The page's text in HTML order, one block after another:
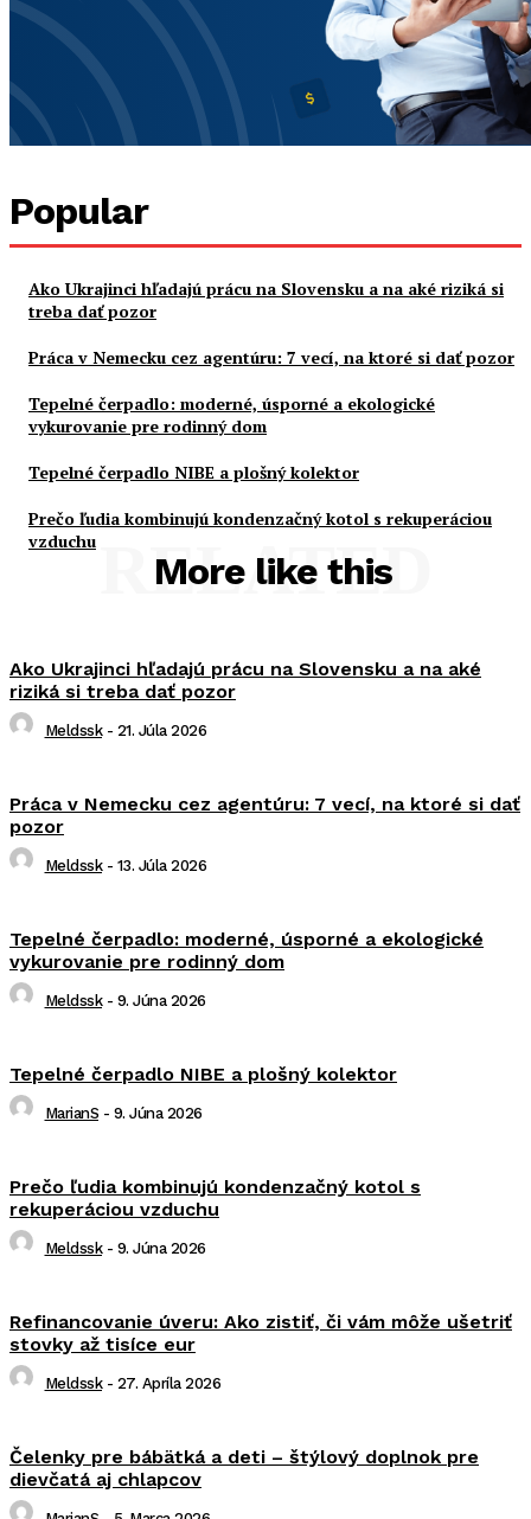
Popular
Ako Ukrajinci hľadajú prácu na Slovensku a na aké riziká si
treba dať pozor
Práca v Nemecku cez agentúru: 7 vecí, na ktoré si dať pozor
Tepelné čerpadlo: moderné, úsporné a ekologické
vykurovanie pre rodinný dom
Tepelné čerpadlo NIBE a plošný kolektor
Prečo ľudia kombinujú kondenzačný kotol s rekuperáciou
vzduchu
More like this
RELATED
Ako Ukrajinci hľadajú prácu na Slovensku a na aké
riziká si treba dať pozor
Meldssk - 21. Júla 2026
Práca v Nemecku cez agentúru: 7 vecí, na ktoré si dať
pozor
Meldssk - 13. Júla 2026
Tepelné čerpadlo: moderné, úsporné a ekologické
vykurovanie pre rodinný dom
Meldssk - 9. Júna 2026
Tepelné čerpadlo NIBE a plošný kolektor
MarianS - 9. Júna 2026
Prečo ľudia kombinujú kondenzačný kotol s
rekuperáciou vzduchu
Meldssk - 9. Júna 2026
Refinancovanie úveru: Ako zistiť, či vám môže ušetriť
stovky až tisíce eur
Meldssk - 27. Apríla 2026
Čelenky pre bábätká a deti – štýlový doplnok pre
dievčatá aj chlapcov